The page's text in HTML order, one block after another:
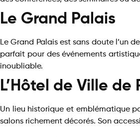
Le Grand Palais
Le Grand Palais est sans doute l’un
parfait pour des événements
inoubliable.
L’Hôtel de Ville de
Un lieu historique et emblématique
salons richement décorés. Son